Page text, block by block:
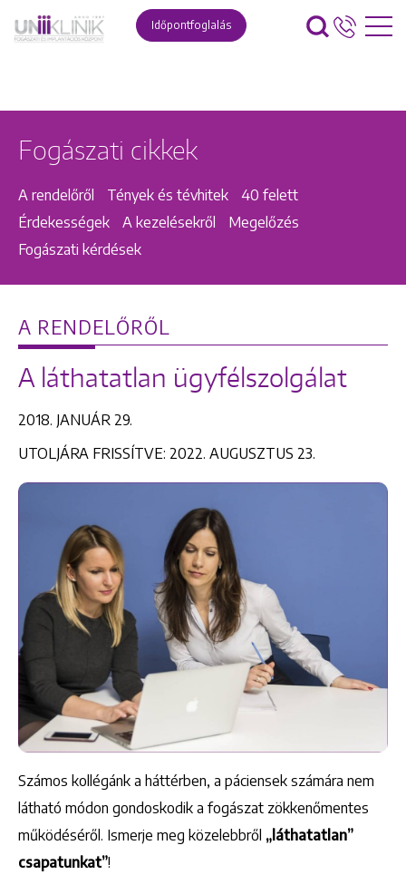
Időpontfoglalás
Fogászati cikkek
A rendelőről Tények és tévhitek
40 felett
Érdekességek
A kezelésekről
Megelőzés
Fogászati kérdések
A RENDELŐRŐL
A láthatatlan ügyfélszolgálat
2018. JANUÁR 29.
UTOLJÁRA FRISSÍTVE: 2022. AUGUSZTUS 23.
Számos kollégánk a háttérben, a páciensek számára nem
látható módon gondoskodik a fogászat zökkenőmentes
működéséről. Ismerje meg közelebbről „láthatatlan”
csapatunkat”!